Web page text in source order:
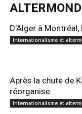
D’Alger à
Internationalisme et
Après la chute de
réorganise
Internationalisme et